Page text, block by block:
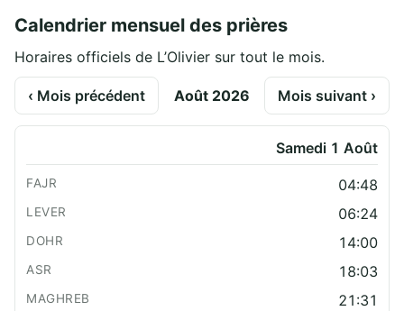
Calendrier mensuel des prières
Horaires officiels de L’Olivier sur tout le mois.
‹ Mois précédent Août 2026 Mois suivant ›
Samedi 1 Août
04:48
06:24
14:00
18:03
21:31